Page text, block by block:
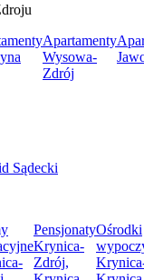
Apartamenty
Wysowa-
Zdrój
Sądecki
Pensjonaty
Krynica-
Zdrój,
Ośrodki